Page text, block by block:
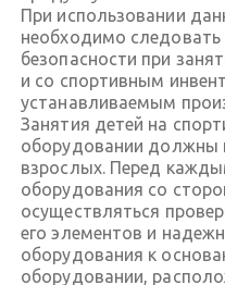
При использовании
необходимо
безопасности при
и со спортивным
устанавливаемым
Занятия детей на
оборудовании должны
взрослых. Перед
оборудования со
осуществляться
его элементов и
оборудования к
оборудовании,